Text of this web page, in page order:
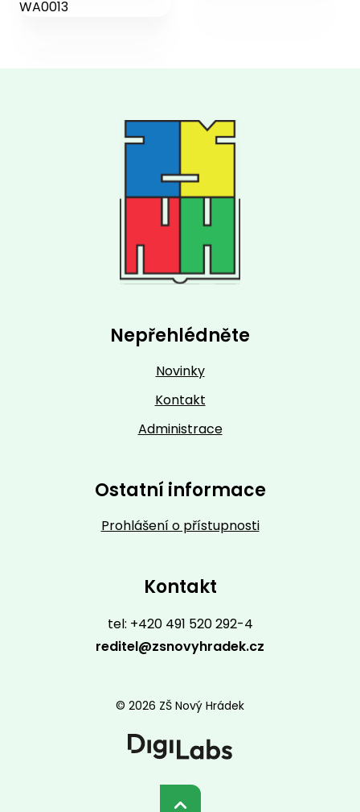
Nepřehlédněte
Novinky
Kontakt
Administrace
Ostatní informace
Prohlášení o přístupnosti
Kontakt
tel: +420 491 520 292-4
reditel@zsnovyhradek.cz
© 2026 ZŠ Nový Hrádek